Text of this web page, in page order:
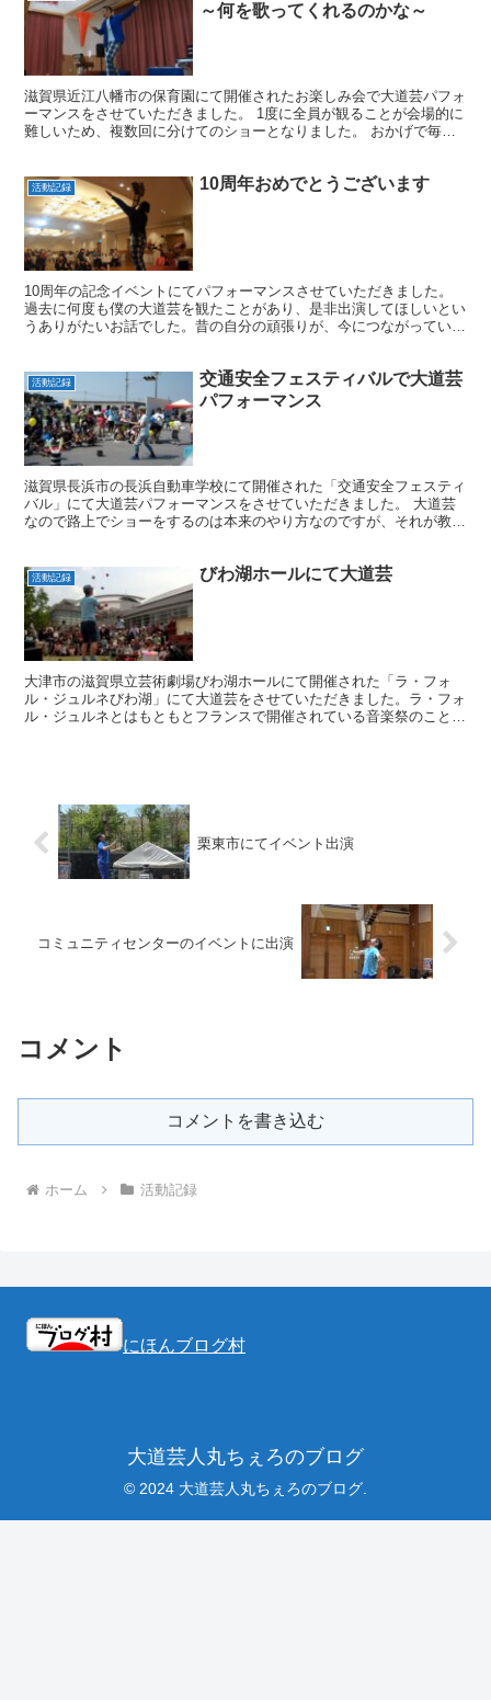
～何を歌ってくれるのかな～
滋賀県近江八幡市の保育園にて開催されたお楽しみ会で大道芸パフォ
ーマンスをさせていただきました。 1度に全員が観ることが会場的に
難しいため、複数回に分けてのショーとなりました。 おかげで毎回
活動記録 10周年おめでとうございます
10周年の記念イベントにてパフォーマンスさせていただきました。
過去に何度も僕の大道芸を観たことがあり、是非出演してほしいとい
うありがたいお話でした。昔の自分の頑張りが、今につながっている
活動記録
交通安全フェスティバルで大道芸
パフォーマンス
滋賀県長浜市の長浜自動車学校にて開催された「交通安全フェスティ
バル」にて大道芸パフォーマンスをさせていただきました。 大道芸
なので路上でショーをするのは本来のやり方なのですが、それが教習
活動記録 びわ湖ホールにて大道芸
大津市の滋賀県立芸術劇場びわ湖ホールにて開催された「ラ・フォ
ル・ジュルネびわ湖」にて大道芸をさせていただきました。ラ・フォ
ル・ジュルネとはもともとフランスで開催されている音楽祭のこと
栗東市にてイベント出演
コミュニティセンターのイベントに出演
コメント
コメントを書き込む
ホーム 活動記録
にほんブログ村
大道芸人丸ちぇろのブログ
© 2024 大道芸人丸ちぇろのブログ.